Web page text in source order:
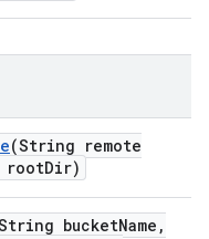
(String remote
rootDir)
bucketName ,